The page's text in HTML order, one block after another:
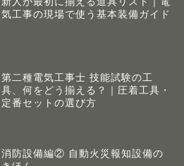
気工事の現場で使う基本装備ガイド
第二種電気工事士 技能試験の工
具、何をどう揃える？｜圧着工具・
定番セットの選び方
消防設備編② 自動火災報知設備の